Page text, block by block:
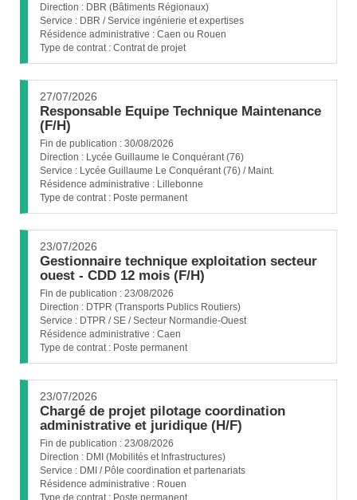
Direction : DBR (Bâtiments Régionaux)
Service : DBR / Service ingénierie et expertises
Résidence administrative : Caen ou Rouen
Type de contrat : Contrat de projet
27/07/2026
Responsable Equipe Technique Maintenance
(F/H)
fenêtre)
Fin de publication : 30/08/2026
Direction : Lycée Guillaume le Conquérant (76)
Service : Lycée Guillaume Le Conquérant (76) / Maint.
Résidence administrative : Lillebonne
Type de contrat : Poste permanent
23/07/2026
Gestionnaire technique exploitation secteur
ouest - CDD 12 mois (F/H)
Fin de publication : 23/08/2026
Direction : DTPR (Transports Publics Routiers)
Service : DTPR / SE / Secteur Normandie-Ouest
Résidence administrative : Caen
Type de contrat : Poste permanent
23/07/2026
Chargé de projet pilotage coordination
administrative et juridique (H/F)
Fin de publication : 23/08/2026
Direction : DMI (Mobilités et Infrastructures)
Service : DMI / Pôle coordination et partenariats
Résidence administrative : Rouen
Type de contrat : Poste permanent